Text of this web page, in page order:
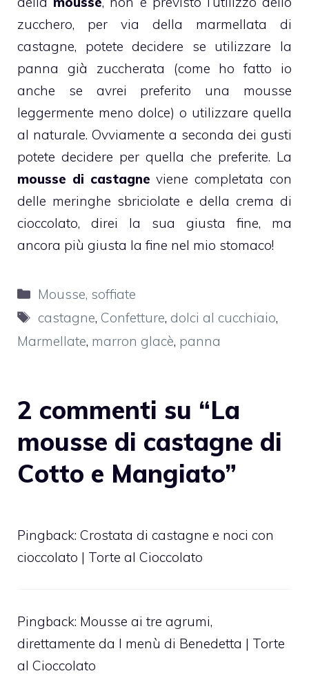
zucchero, per via della marmellata di
castagne, potete decidere se utilizzare la
panna già zuccherata (come ho fatto io
anche se avrei preferito una mousse
leggermente meno dolce) o utilizzare quella
al naturale. Ovviamente a seconda dei gusti
potete decidere per quella che preferite. La
mousse di castagne viene completata con
delle meringhe sbriciolate e della crema di
cioccolato, direi la sua giusta fine, ma
ancora più giusta la fine nel mio stomaco!
Categorie
Mousse, soffiate
Tag
castagne, Confetture, dolci al cucchiaio,
Marmellate, marron glacè, panna
2 commenti su “La
mousse di castagne di
Cotto e Mangiato”
Pingback: Crostata di castagne e noci con
cioccolato | Torte al Cioccolato
Pingback: Mousse ai tre agrumi,
direttamente da I menù di Benedetta | Torte
al Cioccolato